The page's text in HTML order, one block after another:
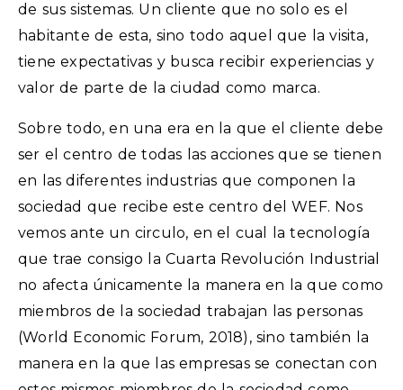
de sus sistemas. Un cliente que no solo es el
habitante de esta, sino todo aquel que la visita,
tiene expectativas y busca recibir experiencias y
valor de parte de la ciudad como marca.
Sobre todo, en una era en la que el cliente debe
ser el centro de todas las acciones que se tienen
en las diferentes industrias que componen la
sociedad que recibe este centro del WEF. Nos
vemos ante un circulo, en el cual la tecnología
que trae consigo la Cuarta Revolución Industrial
no afecta únicamente la manera en la que como
miembros de la sociedad trabajan las personas
(World Economic Forum, 2018), sino también la
manera en la que las empresas se conectan con